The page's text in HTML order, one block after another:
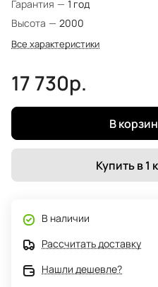
Гарантия — 1 год
Высота — 2000
Все характеристики
17 730р.
В
Купить в 1
В наличии
Рассчитать доставку
Нашли дешевле?